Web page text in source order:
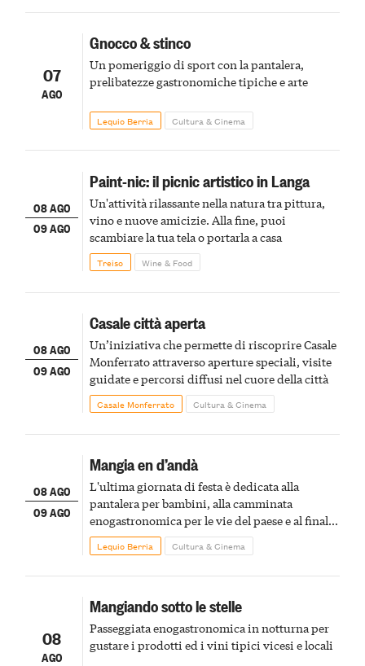
07
AGO
Gnocco & stinco
Un pomeriggio di sport con la pantalera,
prelibatezze gastronomiche tipiche e arte
Lequio Berria Cultura & Cinema
08 AGO
09 AGO
Paint-nic: il picnic artistico in Langa
Un'attività rilassante nella natura tra pittura,
vino e nuove amicizie. Alla fine, puoi
scambiare la tua tela o portarla a casa
Treiso Wine & Food
08 AGO
09 AGO
Casale città aperta
Un’iniziativa che permette di riscoprire Casale
Monferrato attraverso aperture speciali, visite
guidate e percorsi diffusi nel cuore della città
Casale Monferrato Cultura & Cinema
08 AGO
09 AGO
Mangia en d’andà
L'ultima giornata di festa è dedicata alla
pantalera per bambini, alla camminata
enogastronomica per le vie del paese e al finale
pirotecnico
Lequio Berria Cultura & Cinema
08
AGO
Mangiando sotto le stelle
Passeggiata enogastronomica in notturna per
gustare i prodotti ed i vini tipici vicesi e locali